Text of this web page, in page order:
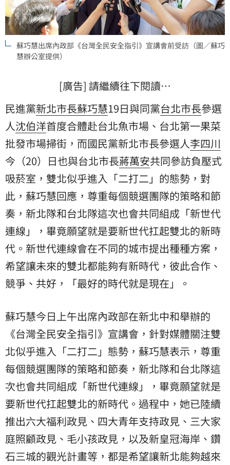
蘇巧慧出席內政部《台灣全民安全指引》宣講會前受訪（圖／蘇巧
慧辦公室提供）
[廣告] 請繼續往下閱讀…
民進黨新北市長蘇巧慧19日與同黨台北市長參選
人沈伯洋首度合體赴台北魚市場、台北第一果菜
批發市場掃街，而國民黨新北市長參選人李四川
今（20）日也與台北市長蔣萬安共同參訪負壓式
吸菸室，雙北似乎進入「二打二」的態勢，對
此，蘇巧慧回應，尊重每個競選團隊的策略和節
奏，新北隊和台北隊這次也會共同組成「新世代
連線」，畢竟願望就是要新世代扛起雙北的新時
代。新世代連線會在不同的城市提出種種方案，
希望讓未來的雙北都能夠有新時代，彼此合作、
競爭、共好，「最好的時代就是現在」。
蘇巧慧今日上午出席內政部在新北中和舉辦的
《台灣全民安全指引》宣講會，針對媒體關注雙
北似乎進入「二打二」態勢，蘇巧慧表示，尊重
每個競選團隊的策略和節奏，新北隊和台北隊這
次也會共同組成「新世代連線」，畢竟願望就是
要新世代扛起雙北的新時代。過程中，她已陸續
推出六大福利政見、四大青年支持政見、三大家
庭照顧政見、毛小孩政見，以及新皇冠海岸、鑽
石三城的觀光計畫等，都是希望讓新北能夠越來